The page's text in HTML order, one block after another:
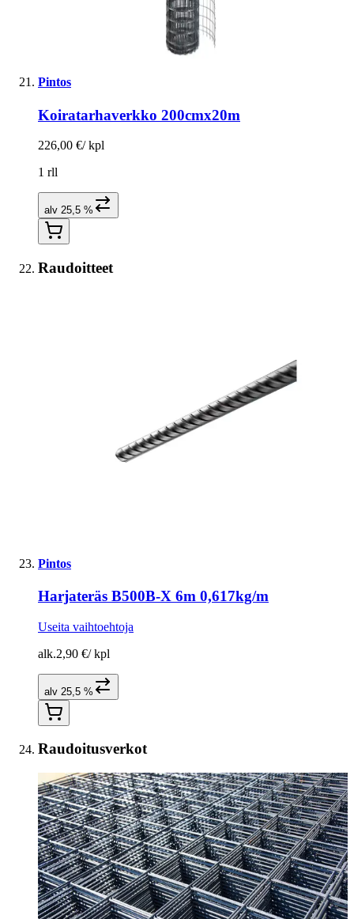
Pintos
Koiratarhaverkko 200cmx20m
226,00 €/ kpl
1 rll
alv 25,5 %
Raudoitteet
Pintos
Harjateräs B500B-X 6m 0,617kg/m
Useita vaihtoehtoja
alk.2,90 €/ kpl
alv 25,5 %
Raudoitusverkot